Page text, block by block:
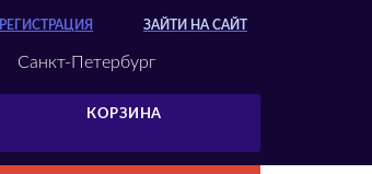
КОРЗИНА
РЕГИСТРАЦИЯ ЗАЙТИ НА САЙТ
Санкт-Петербург